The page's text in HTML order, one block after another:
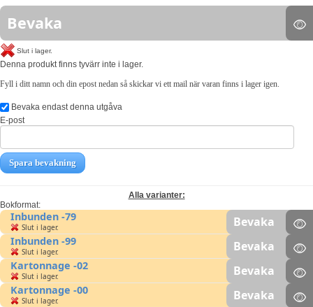
Bevaka
Slut i lager.
Denna produkt finns tyvärr inte i lager.
Fyll i ditt namn och din epost nedan så skickar vi ett mail när varan finns i lager igen.
Bevaka endast denna utgåva
E-post
Spara bevakning
Alla varianter:
Bokformat:
Inbunden -79
Slut i lager. Bevaka
Inbunden -99
Slut i lager. Bevaka
Kartonnage -02
Slut i lager. Bevaka
Kartonnage -00
Slut i lager. Bevaka